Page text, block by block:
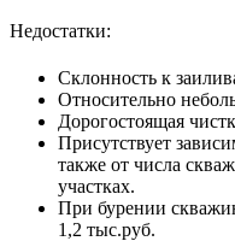
Недостатки:
Склонность к
Относительно
Дорогостоящая
Присутствует
также от числа
участках.
При бурении
1,2 тыс.руб.